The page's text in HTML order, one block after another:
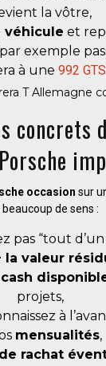
la vôtre,
véhicule et
exemple
à une 992 GTS
concrets
occasion sur
beaucoup de sens :
pas “tout d’un
la valeur
cash
projets,
à
mensualités,
rachat